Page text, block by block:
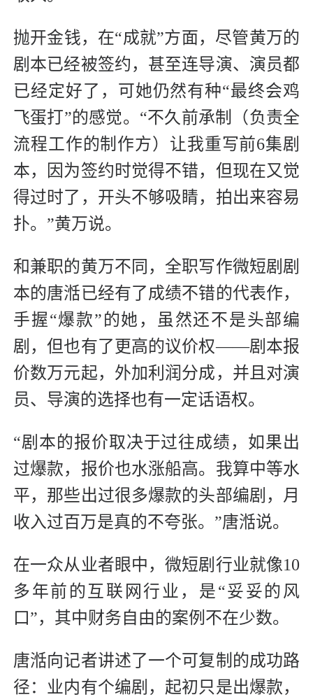
抛开金钱，在“成就”方面，尽管黄万的
剧本已经被签约，甚至连导演、演员都
已经定好了，可她仍然有种“最终会鸡
飞蛋打”的感觉。“不久前承制（负责全
流程工作的制作方）让我重写前6集剧
本，因为签约时觉得不错，但现在又觉
得过时了，开头不够吸睛，拍出来容易
扑。”黄万说。
和兼职的黄万不同，全职写作微短剧剧
本的唐湉已经有了成绩不错的代表作，
手握“爆款”的她，虽然还不是头部编
剧，但也有了更高的议价权——剧本报
价数万元起，外加利润分成，并且对演
员、导演的选择也有一定话语权。
“剧本的报价取决于过往成绩，如果出
过爆款，报价也水涨船高。我算中等水
平，那些出过很多爆款的头部编剧，月
收入过百万是真的不夸张。”唐湉说。
在一众从业者眼中，微短剧行业就像10
多年前的互联网行业，是“妥妥的风
口”，其中财务自由的案例不在少数。
唐湉向记者讲述了一个可复制的成功路
径：业内有个编剧，起初只是出爆款，